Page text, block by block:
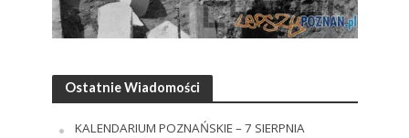
Ostatnie Wiadomości
KALENDARIUM POZNAŃSKIE – 7 SIERPNIA